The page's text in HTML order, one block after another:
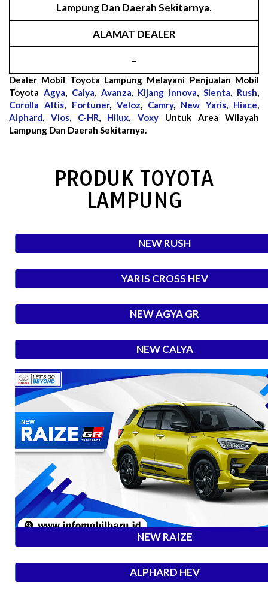
Lampung Dan Daerah Sekitarnya.
ALAMAT DEALER
–
Dealer Mobil Toyota Lampung Melayani Penjualan Mobil
Toyota Agya, Calya, Avanza, Kijang Innova,Sienta, Rush,
Corolla Altis, Fortuner, Veloz, Camry, New Yaris, Hiace,
Alphard,Vios, C-HR, Hilux, VoxyUntuk Area Wilayah
Lampung Dan Daerah Sekitarnya.
PRODUK TOYOTA
LAMPUNG
NEW RUSH
YARIS CROSS HEV
NEW AGYA GR
NEW CALYA
NEW RAIZE
ALPHARD HEV